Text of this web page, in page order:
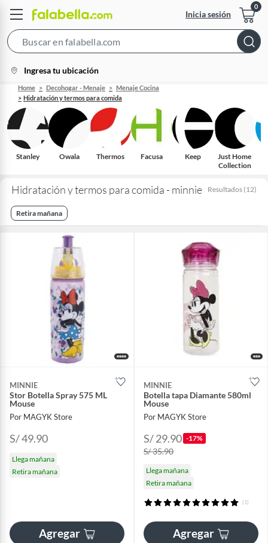
Inicia sesión
Bar
location-
icon
Ingresa tu ubicación
Home Decohogar - Menaje
Menaje Cocina
Hidratación y termos para comida
Stanley Owala Thermos Facusa Keep
Just Home
Collection
Hidratación y termos para comida - minnie Resultados (12)
Retira mañana
MINNIE
Stor Botella Spray 575 ML
Mouse
Por MAGYK Store
S/ 49.90
Llega mañana
Retira mañana
Agregar
MINNIE
Botella tapa Diamante 580ml
Mouse
Por MAGYK Store
S/ 29.90 -17%
S/ 35.90
Llega mañana
Retira mañana
(1)
Agregar